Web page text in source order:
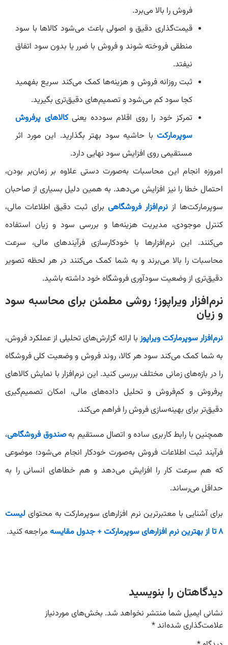
‌فروش را بالا می‌برد.
قیمت‌گذاری دقیق و اصولی باعث می‌شود کالاها با سود
منطقی فروخته شوند و فروش با ضرر یا بدون سود اتفاق
نیفتد.
ثبت روزانه فروش و هزینه‌ها کمک می‌کند سریع بفهمید
کجا سود کم می‌شود و تصمیم‌های دقیق‌تری بگیرید.
تمرکز خود را روی اقلام سودده یعنیکالاهای پرفروش
سوپرمارکت با حاشیه سود بهتر بگذارید. این مورد اثر
مستقیمی روی افزایش سود نهایی دارد.
امروزه انجام این محاسبات به‌صورت دستی علاوه بر زمان‌بر بودن،
احتمال خطا را نیز افزایش می‌دهد. به همین دلیل بسیاری از صاحبان
سوپرمارکت‌ها ازنرم‌افزار فروشگاهی برای ثبت دقیق اطلاعات مالی،
کنترل موجودی، مدیریت هزینه‌ها و بررسی سود و زیان استفاده
می‌کنند. این نرم‌افزارها با خودکارسازی فرآیندهای مالی، سرعت
محاسبات را بالا می‌برند و به شما کمک می‌کنند در هر لحظه تصویر
دقیق‌تری از وضعیت سودآوری فروشگاه خود داشته باشید.
نرم‌افزار ویراپوز؛ روشی مطمئن برای محاسبه سود
و زیان
نرم‌افزار سوپرمارکت ویراپوز با ارائه گزارش‌های تحلیلی از عملکرد فروش،
به شما کمک می‌کند سود هر کالا، روند فروش و وضعیت کلی فروشگاه
را در بازه‌های زمانی مختلف بررسی کنید. این نرم‌افزار با نمایش کالاهای
پرفروش و کم‌فروش و تحلیل داده‌های مالی، امکان تصمیم‌گیری
دقیق‌تر برای بهینه‌سازی فروش را فراهم می‌کند.
همچنین با رابط کاربری ساده و اتصال مستقیم بهصندوق فروشگاهی،
فرآیند ثبت اطلاعات فروش به‌صورت خودکار انجام می‌شود؛ موضوعی
که هم سرعت کار را افزایش می‌دهد و هم خطاهای انسانی را به
حداقل می‌رساند.
برای آشنایی با معتبرترین نرم افزارهای سوپرمارکت به محتوای لیست
۸ تا از بهترین نرم افزارهای سوپرمارکت + جدول مقایسه
مراجعه کنید.
دیدگاهتان را بنویسید
نشانی ایمیل شما منتشر نخواهد شد. بخش‌های موردنیاز
علامت‌گذاری شده‌اند*